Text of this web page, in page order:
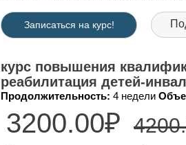
Записаться на курс!
курс повышения
реабилитация детей-
Продолжительность: 4 недели
3200.00₽